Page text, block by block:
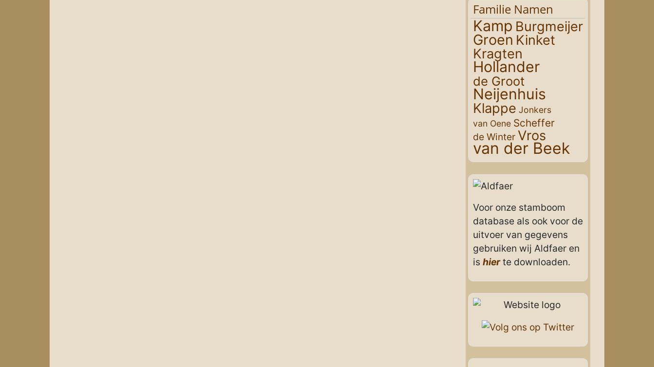
Familie Namen
Kamp Burgmeijer
Groen Kinket
Kragten
Hollander
de Groot
Neijenhuis
Klappe Jonkers
van Oene Scheffer
de Winter Vros
van der Beek
Voor onze stamboom
database als ook voor de
uitvoer van gegevens
gebruiken wij Aldfaer en
is hierte downloaden.